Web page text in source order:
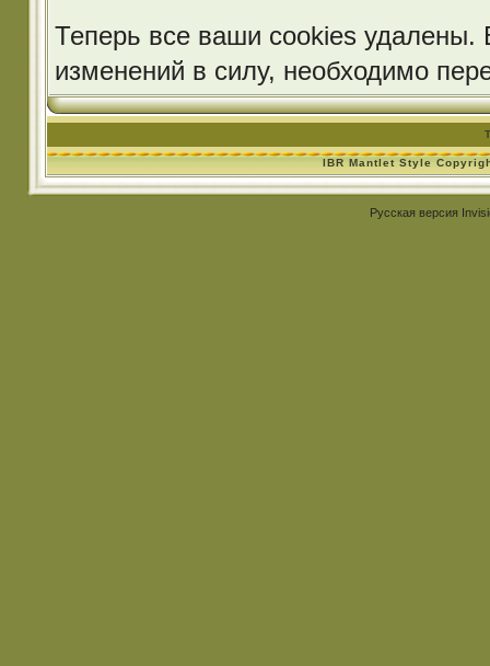
Теперь все ваши cookies удалены.
изменений в силу, необходимо
IBR Mantlet Style
Русская версия